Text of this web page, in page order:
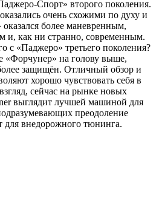
Спорт» второго поколения.
очень схожими по духу и
более маневренным,
как ни странно, современным.
с «Паджеро» третьего поколения?
«Форчунер» на голову выше,
защищён. Отличный обзор и
хорошо чувствовать себя в
сейчас на рынке новых
выглядит лучшей машиной для
преодоление
для внедорожного тюнинга.